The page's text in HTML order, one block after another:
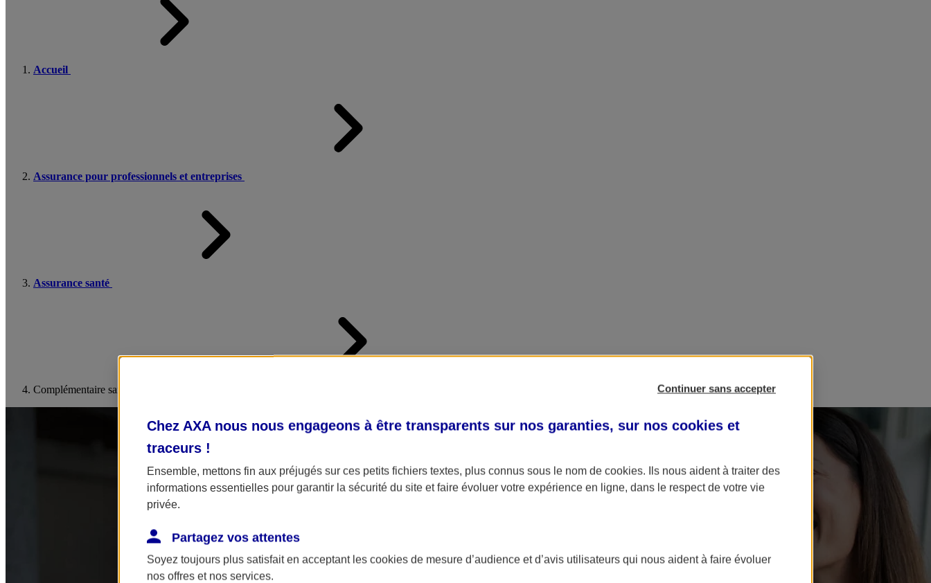
Accueil
Assurance pour professionnels et entreprises
Assurance santé
Complémentaire santé dirigeants et indépendants Continuer sans accepter
Chez AXA nous nous engageons à être transparents sur nos garanties, sur nos cookies et
traceurs !
Ensemble, mettons fin aux préjugés sur ces petits fichiers textes, plus connus sous le nom de cookies. Ils nous aident à traiter des
informations essentielles pour garantir la sécurité du site et faire évoluer votre expérience en ligne, dans le respect de votre vie
privée.
Partagez vos attentes
Soyez toujours plus satisfait en acceptant les cookies de mesure d’audience et d’avis utilisateurs qui nous aident à faire évoluer
nos offres et nos services.